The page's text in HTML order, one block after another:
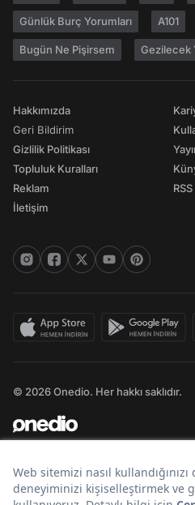
Günlük Burç Yorumları A101
Bugün Ne Pişirsem Gezilecek
Hakkımızda
Geri Bildirim
Gizlilik Politikası
Topluluk Kuralları
Reklam
İletişim
RSS
© 2026 Onedio. Her hakkı saklıdır.
Bir